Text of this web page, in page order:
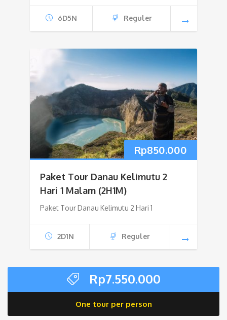
6D5N Reguler
Rp850.000
Paket Tour Danau Kelimutu 2
Hari 1 Malam (2H1M)
Paket Tour Danau Kelimutu 2 Hari 1
2D1N Reguler
Rp7.550.000
One tour per person